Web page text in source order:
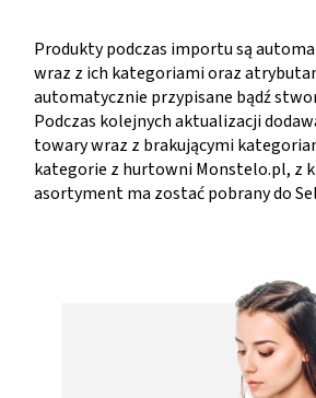
Produkty podczas importu są
wraz z ich kategoriami oraz
automatycznie przypisane bądź
Podczas kolejnych aktualizacji
towary wraz z brakującymi
kategorie z hurtowni Monstelo.pl, z
asortyment ma zostać pobrany do